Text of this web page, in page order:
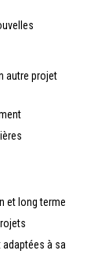
autre projet
et long terme
à sa